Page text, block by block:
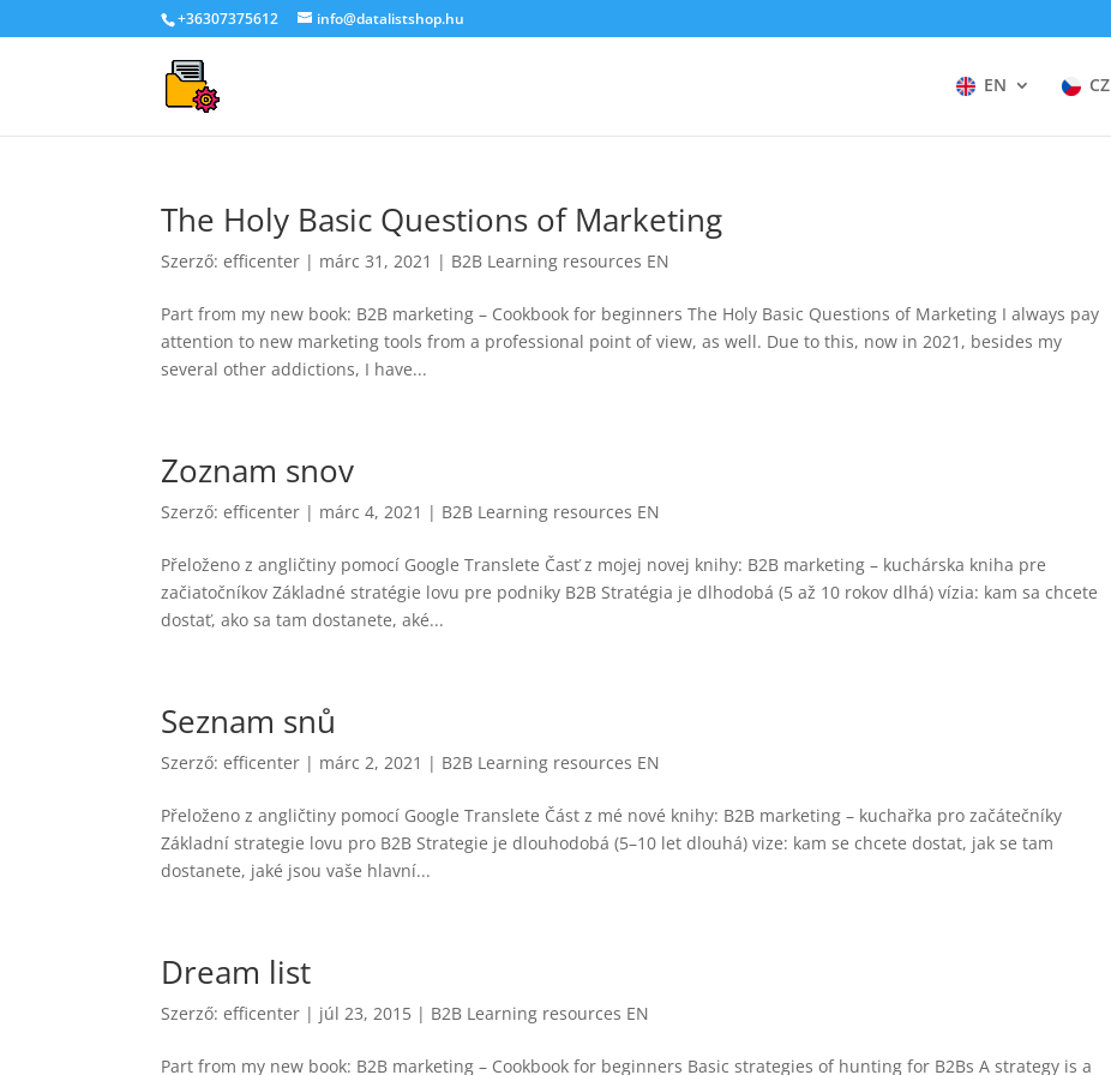
+36307375612 info@datalistshop.hu
EN CZ
The Holy Basic Questions of Marketing
Szerző:efficenter | márc 31, 2021 | B2B Learning resources EN
Part from my new book: B2B marketing – Cookbook for beginners The Holy Basic Questions of Marketing I always pay
attention to new marketing tools from a professional point of view, as well. Due to this, now in 2021, besides my
several other addictions, I have...
Zoznam snov
Szerző:efficenter | márc 4, 2021 | B2B Learning resources EN
Přeloženo z angličtiny pomocí Google Translete Časť z mojej novej knihy: B2B marketing – kuchárska kniha pre
začiatočníkov Základné stratégie lovu pre podniky B2B Stratégia je dlhodobá (5 až 10 rokov dlhá) vízia: kam sa chcete
dostať, ako sa tam dostanete, aké...
Seznam snů
Szerző:efficenter | márc 2, 2021 | B2B Learning resources EN
Přeloženo z angličtiny pomocí Google Translete Část z mé nové knihy: B2B marketing – kuchařka pro začátečníky
Základní strategie lovu pro B2B Strategie je dlouhodobá (5–10 let dlouhá) vize: kam se chcete dostat, jak se tam
dostanete, jaké jsou vaše hlavní...
Dream list
Szerző:efficenter | júl 23, 2015 | B2B Learning resources EN
Part from my new book: B2B marketing – Cookbook for beginners Basic strategies of hunting for B2Bs A strategy is a